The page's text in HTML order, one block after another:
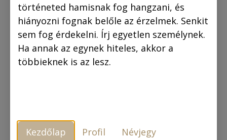
történeted hamisnak fog hangzani, és
hiányozni fognak belőle az érzelmek. Senkit
sem fog érdekelni. Írj egyetlen személynek.
Ha annak az egynek hiteles, akkor a
többieknek is az lesz.
Kezdőlap Profil Névjegy